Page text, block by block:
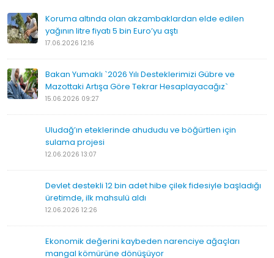
Koruma altında olan akzambaklardan elde edilen
yağının litre fiyatı 5 bin Euro’yu aştı
17.06.2026 12:16
Bakan Yumaklı `2026 Yılı Desteklerimizi Gübre ve
Mazottaki Artışa Göre Tekrar Hesaplayacağız`
15.06.2026 09:27
Uludağ’ın eteklerinde ahududu ve böğürtlen için
sulama projesi
12.06.2026 13:07
Devlet destekli 12 bin adet hibe çilek fidesiyle başladığı
üretimde, ilk mahsulü aldı
12.06.2026 12:26
Ekonomik değerini kaybeden narenciye ağaçları
mangal kömürüne dönüşüyor